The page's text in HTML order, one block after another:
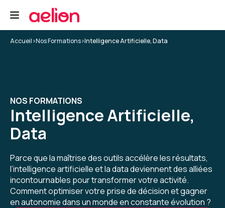
Accueil>Nos Formations>Intelligence Artificielle, Data
NOS FORMATIONS
Intelligence Artificielle,
Data
Parce que la maîtrise des outils accélère les résultats,
l’intelligence artificielle et la data deviennent des alliées
incontournables pour transformer votre activité.
Comment optimiser votre prise de décision et gagner
en autonomie dans un monde en constante évolution ?
5
salle de formation très correcte, bien équipée
et calme.
Formation : Prompt Engineering et Generative AI